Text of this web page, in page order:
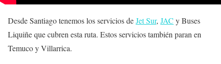
Desde Santiago tenemos los servicios deJet Sur, JAC y Buses
Liquiñe que cubren esta ruta. Estos servicios también paran en
Temuco y Villarrica.